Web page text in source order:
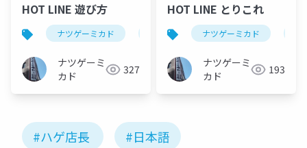
HOT LINE 遊び方
ナツゲーミカド ピンボール hot line(ピンボール)
ナツゲーミ
カド
327
HOT LINE とりこれ
ナツゲーミカド
ナツゲーミ
カド
193
#ハゲ店長 #日本語